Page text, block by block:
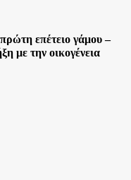
επέτειο γάμου –
με την οικογένεια